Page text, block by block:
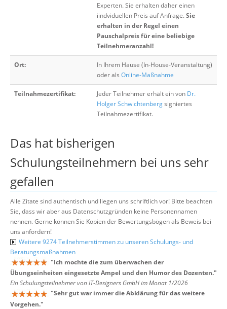
Experten. Sie erhalten daher einen
iindviduellen Preis auf Anfrage.Sie
erhalten in der Regel einen
Pauschalpreis für eine beliebige
Teilnehmeranzahl!
Ort:
In Ihrem Hause (In-House-Veranstaltung)
oder als Online-Maßnahme
Teilnahmezertifikat: Jeder Teilnehmer erhält ein von Dr.
Holger Schwichtenbergsigniertes
Teilnahmezertifikat.
Das hat bisherigen
Schulungsteilnehmern bei uns sehr
gefallen
Alle Zitate sind authentisch und liegen uns schriftlich vor! Bitte beachten
Sie, dass wir aber aus Datenschutzgründen keine Personennamen
nennen. Gerne können Sie Kopien der Bewertungsbögen als Beweis bei
uns anfordern!
Weitere 9274 Teilnehmerstimmen zu unseren Schulungs- und
Beratungsmaßnahmen
"Ich mochte die zum überwachen der
Übungseinheiten eingesetzte Ampel und den Humor des Dozenten."
Ein Schulungsteilnehmer von IT-Designers GmbH im Monat 1/2026
"Sehr gut war immer die Abklärung für das weitere
Vorgehen."